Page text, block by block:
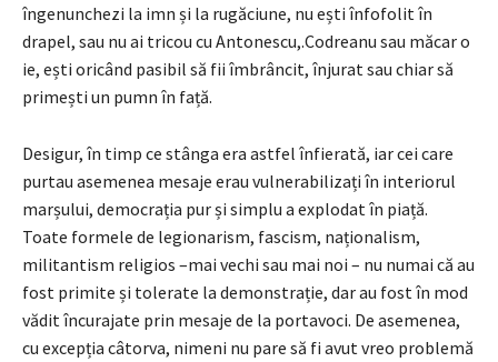
îngenunchezi la imn și la rugăciune, nu ești înfofolit în
drapel, sau nu ai tricou cu Antonescu,.Codreanu sau măcar o
ie, ești oricând pasibil să fii îmbrâncit, înjurat sau chiar să
primești un pumn în față.
Desigur, în timp ce stânga era astfel înfierată, iar cei care
purtau asemenea mesaje erau vulnerabilizați în interiorul
marșului, democrația pur și simplu a explodat în piață.
Toate formele de legionarism, fascism, naționalism,
militantism religios –mai vechi sau mai noi – nu numai că au
fost primite și tolerate la demonstrație, dar au fost în mod
vădit încurajate prin mesaje de la portavoci. De asemenea,
cu excepția câtorva, nimeni nu pare să fi avut vreo problemă